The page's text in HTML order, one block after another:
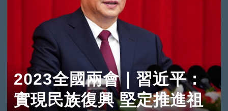
2023全國兩會｜習近平：
實現民族復興 堅定推進祖